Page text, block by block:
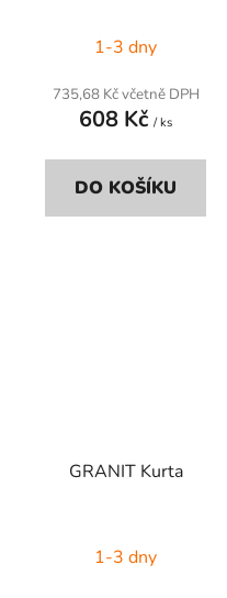
1-3 dny
735,68 Kč včetně DPH
608 Kč / ks
DO KOŠÍKU
GRANIT Kurta
1-3 dny